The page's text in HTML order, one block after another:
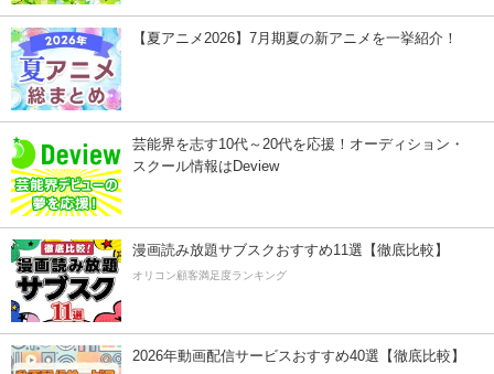
【夏アニメ2026】7月期夏の新アニメを一挙紹介！
芸能界を志す10代～20代を応援！オーディション・
スクール情報はDeview
漫画読み放題サブスクおすすめ11選【徹底比較】
オリコン顧客満足度ランキング
2026年動画配信サービスおすすめ40選【徹底比較】